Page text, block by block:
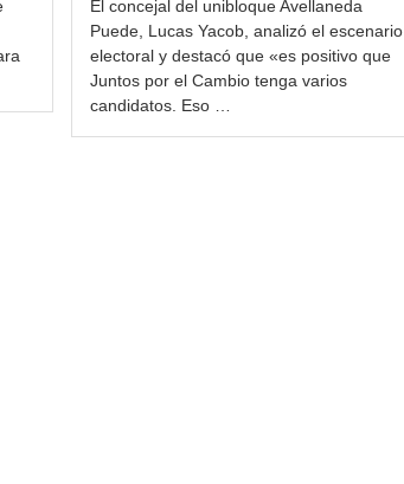
El concejal del unibloque Avellaneda
Puede, Lucas Yacob, analizó el escenario
electoral y destacó que «es positivo que
Juntos por el Cambio tenga varios
candidatos. Eso …